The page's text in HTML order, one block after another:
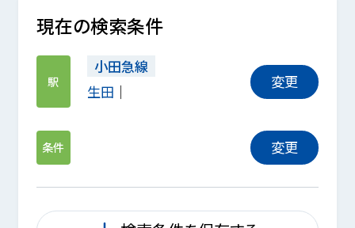
現在の検索条件
駅
小田急線
生田
変更
条件 変更